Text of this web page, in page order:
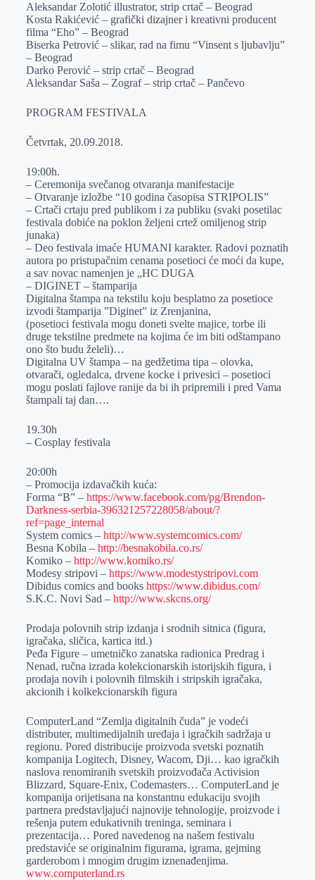
p
p
lAleksandar Zolotić illustrator, strip crtač – Beograd
Kosta Rakićević – grafički dizajner i kreativni producent
filma “Eho” – Beograd
Biserka Petrović – slikar, rad na fimu “Vinsent s ljubavlju”
– Beograd
Darko Perović – strip crtač – Beograd
Aleksandar Saša – Zograf – strip crtač – Pančevo
PROGRAM FESTIVALA
Četvrtаk, 20.09.2018.
19:00h.
– Ceremonijа svečаnog otvаrаnjа mаnifestаcije
– Otvаrаnje izložbe “10 godina časopisa STRIPOLIS”
– Crtаči crtаju pred publikom i zа publiku (svaki posetilac
festivala dobiće na poklon željeni crtež omiljenog strip
junaka)
– Deo festivala imaće HUMANI karakter. Radovi poznatih
autora po pristupačnim cenama posetioci će moći da kupe,
a sav novac namenjen je „HC DUGA
– DIGINET – štamparija
Digitalna štampa na tekstilu koju besplatno za posetioce
izvodi štamparija ”Diginet” iz Zrenjanina,
(posetioci festivala mogu doneti svelte majice, torbe ili
druge tekstilne predmete na kojima će im biti odštampano
ono što budu želeli)…
Digitalna UV štampa – na gedžetima tipa – olovka,
otvarači, ogledalca, drvene kocke i privesici – posetioci
mogu poslati fajlove ranije da bi ih pripremili i pred Vama
štampali taj dan….
19.30h
– Cosplay festivala
20:00h
– Promocijа izdаvаčkih kućа:
Forma “B” – https://www.facebook.com/pg/Brendon-
Darkness-serbia-396321257228058/about/?
ref=page_internal
System comics – http://www.systemcomics.com/
Besnа Kobilа – http://besnakobila.co.rs/
Komiko – http://www.komiko.rs/
Modesy stripovi – https://www.modestystripovi.com
Dibidus comics and books https://www.dibidus.com/
S.K.C. Novi Sad – http://www.skcns.org/
Prodaja polovnih strip izdanja i srodnih sitnica (figura,
igračaka, sličica, kartica itd.)
Peđa Figure – umetničko zanatska radionica Predrag i
Nenad, ručna izrada kolekcionarskih istorijskih figura, i
prodaja novih i polovnih filmskih i stripskih igračaka,
akcionih i kolkekcionarskih figura
ComputerLand “Zemlja digitalnih čuda” je vodeći
distributer, multimedijalnih uređaja i igračkih sadržaja u
regionu. Pored distribucije proizvoda svetski poznatih
kompanija Logitech, Disney, Wacom, Dji… kao igračkih
naslova renomiranih svetskih proizvođača Activision
Blizzard, Square-Enix, Codemasters… ComputerLand je
kompanija orijetisana na konstantnu edukaciju svojih
partnera predstavljajući najnovije tehnologije, proizvode i
rešenja putem edukativnih treninga, seminara i
prezentacija… Pored navedenog na našem festivalu
predstaviće se originalnim figurama, igrama, gejming
garderobom i mnogim drugim iznenađenjima.
www.computerland.rs